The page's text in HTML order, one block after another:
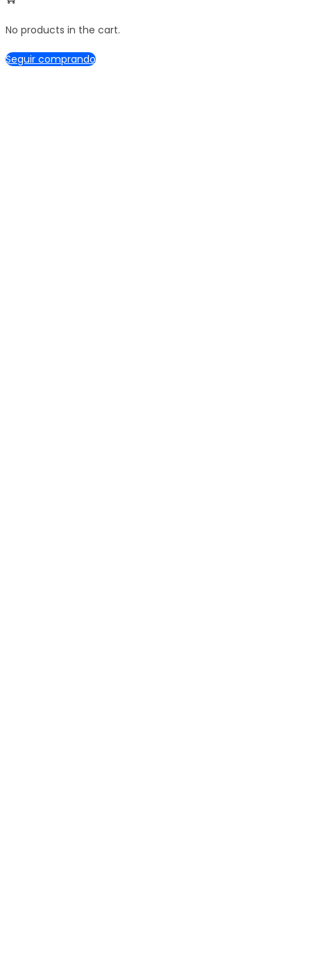
No products in the cart.
Seguir comprando